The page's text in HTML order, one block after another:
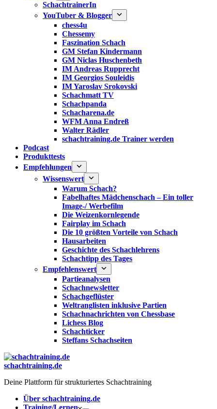
SchachtrainerIn
YouTuber & Blogger
chess4u
Chessemy
Faszination Schach
GM Stefan Kindermann
GM Niclas Huschenbeth
IM Andreas Rupprecht
IM Georgios Souleidis
IM Yaroslav Srokovski
Schachmatt TV
Schachpanda
Schacharena.de
WFM Anna Endreß
Walter Rädler
schachtraining.de Trainer werden
Podcast
Produkttests
Empfehlungen
Wissenswert
Warum Schach?
Fabelhaftes Mädchenschach – Ein toller
Image-/ Werbefilm
Die Weizenkornlegende
Fairplay im Schach
Die 10 größten Vorteile von Schach‎
Hausarbeiten
Geschichte des Schachlehrens
Schachtipp des Tages
Empfehlenswert
Partieanalysen
Schachnewsletter
Schachgeflüster
Weltranglisten inklusive Partien
Schachnachrichten von Chessbase
Lichess Blog
Schachticker
Steffans Schachseiten
schachtraining.de
Deine Plattform für strukturiertes Schachtraining
Über schachtraining.de
Training/Lernen